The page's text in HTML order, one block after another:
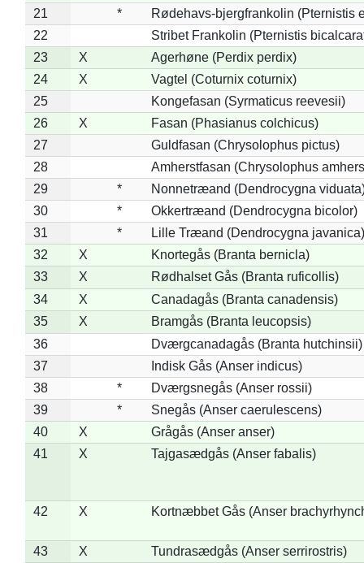
21
*
Rødehavs-bjergfrankolin (Pternistis
22
Stribet Frankolin (Pternistis
23
X
Agerhøne (Perdix perdix)
24
X
Vagtel (Coturnix coturnix)
25
Kongefasan (Syrmaticus reevesii)
26
X
Fasan (Phasianus colchicus)
27
Guldfasan (Chrysolophus pictus)
28
Amherstfasan (Chrysolophus
29
*
Nonnetræand (Dendrocygna
30
*
Okkertræand (Dendrocygna bicolor)
31
*
Lille Træand (Dendrocygna javanica)
32
X
Knortegås (Branta bernicla)
33
X
Rødhalset Gås (Branta ruficollis)
34
X
Canadagås (Branta canadensis)
35
X
Bramgås (Branta leucopsis)
36
Dværgcanadagås (Branta hutchinsii)
37
Indisk Gås (Anser indicus)
38
*
Dværgsnegås (Anser rossii)
39
*
Snegås (Anser caerulescens)
40
X
Grågås (Anser anser)
41
X Tajgasædgås (Anser fabalis)
42 X Kortnæbbet Gås (Anser
43 X
Tundrasædgås (Anser serrirostris)